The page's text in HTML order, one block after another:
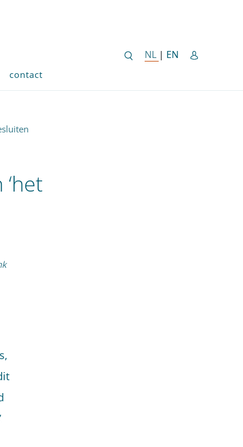
NL NEDERLANDSE
| EN ENGLISH
contact